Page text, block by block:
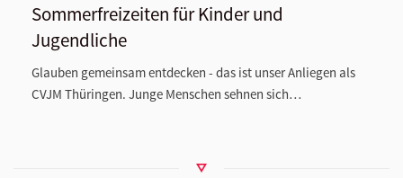
Sommerfreizeiten für Kinder und
Jugendliche
Glauben gemeinsam entdecken - das ist unser Anliegen als
CVJM Thüringen. Junge Menschen sehnen sich…